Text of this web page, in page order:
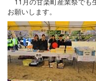
お願いします。